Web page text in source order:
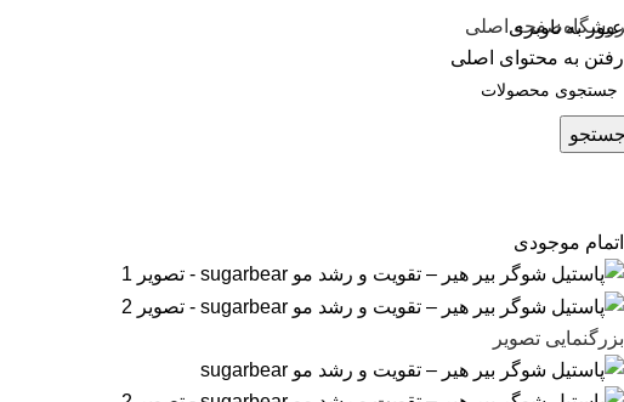
عبور به ناوبری
رفتن به محتوای اصلی
صفحه اصلی
اتمام موجودی
بزرگنمایی تصویر